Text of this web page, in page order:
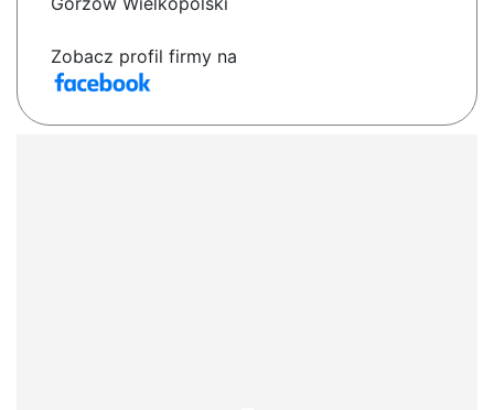
Zobacz profil firmy na